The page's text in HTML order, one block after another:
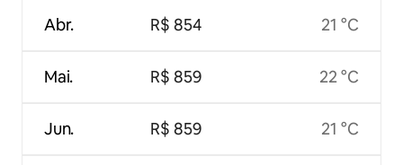
Abr.
Mai.
Jun.
R$ 854
R$ 859
R$ 859
21 °C
22 °C
21 °C